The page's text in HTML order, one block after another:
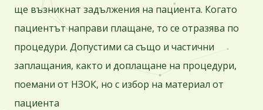
ще възникнат задължения на пациента. Когато
пациентът направи плащане, то се отразява по
процедури. Допустими са също и частични
заплащания, както и доплащане на процедури,
поемани от НЗОК, но с избор на материал от
пациента